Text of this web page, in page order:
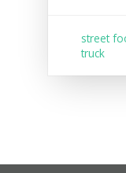
street
truck